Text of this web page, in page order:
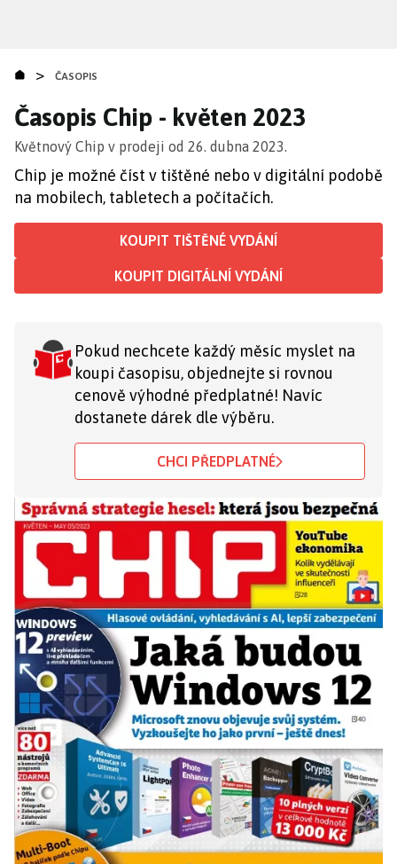
obsahu
> ČASOPIS
Časopis Chip - květen 2023
Květnový Chip v prodeji od 26. dubna 2023.
Chip je možné číst v tištěné nebo v digitální podobě
na mobilech, tabletech a počítačích.
KOUPIT TIŠTĚNÉ VYDÁNÍ
KOUPIT DIGITÁLNÍ VYDÁNÍ
Pokud nechcete každý měsíc myslet na
koupi časopisu, objednejte si rovnou
cenově výhodné předplatné! Navíc
dostanete dárek dle výběru.
CHCI PŘEDPLATNÉ